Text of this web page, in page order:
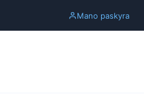
Mano paskyra